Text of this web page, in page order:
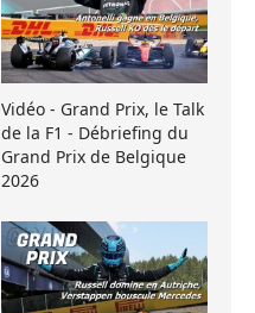
Vidéo - Grand Prix, le Talk
de la F1 - Débriefing du
Grand Prix de Belgique
2026